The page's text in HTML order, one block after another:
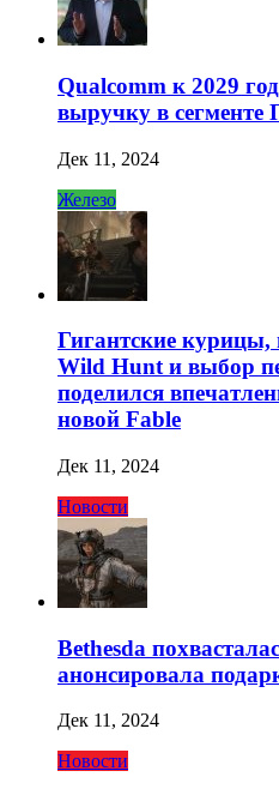
Qualcomm к 2029
выручку в сегменте
Дек 11, 2024
Железо
Гигантские курицы,
Wild Hunt и выбор
поделился
новой Fable
Дек 11, 2024
Новости
Bethesda
анонсировала
Дек 11, 2024
Новости